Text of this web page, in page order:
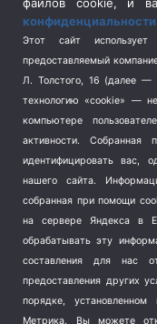
Спорт (740)
Терроризм (1)
Транспорт (262)
Туризм (178)
Флот (76)
Школа и спорт (2)
Экология (8)
Экономика (1172)
конфиденциальности
Этот сайт использует
предоставляемый
Л. Толстого, 16 (далее —
технологию «cookie» —
компьютере
активности.
Собранная
идентифицировать вас,
нашего сайта.
собранная при помощи
на сервере Яндекса в
обрабатывать эту
составления для нас
предоставления других
порядке,
Метрика.
Вы можете